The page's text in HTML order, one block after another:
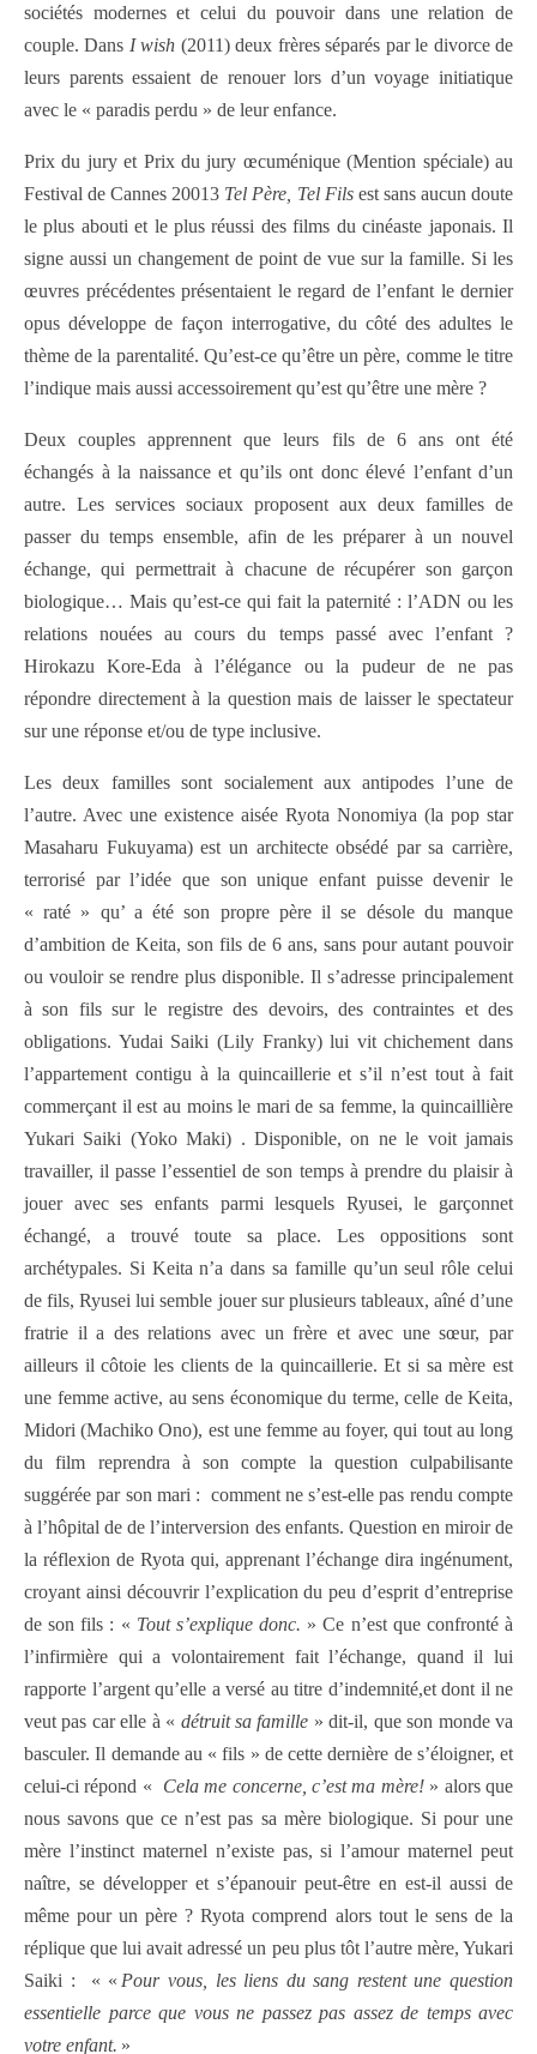
sociétés modernes et celui du pouvoir dans une relation de
couple. Dans I wish (2011) deux frères séparés par le divorce de
leurs parents essaient de renouer lors d’un voyage initiatique
avec le « paradis perdu » de leur enfance.
Prix du jury et Prix du jury œcuménique (Mention spéciale) au
Festival de Cannes 20013 Tel Père, Tel Fils est sans aucun doute
le plus abouti et le plus réussi des films du cinéaste japonais. Il
signe aussi un changement de point de vue sur la famille. Si les
œuvres précédentes présentaient le regard de l’enfant le dernier
opus développe de façon interrogative, du côté des adultes le
thème de la parentalité. Qu’est-ce qu’être un père, comme le titre
l’indique mais aussi accessoirement qu’est qu’être une mère ?
Deux couples apprennent que leurs fils de 6 ans ont été
échangés à la naissance et qu’ils ont donc élevé l’enfant d’un
autre. Les services sociaux proposent aux deux familles de
passer du temps ensemble, afin de les préparer à un nouvel
échange, qui permettrait à chacune de récupérer son garçon
biologique… Mais qu’est-ce qui fait la paternité : l’ADN ou les
relations nouées au cours du temps passé avec l’enfant ?
Hirokazu Kore-Eda à l’élégance ou la pudeur de ne pas
répondre directement à la question mais de laisser le spectateur
sur une réponse et/ou de type inclusive.
Les deux familles sont socialement aux antipodes l’une de
l’autre. Avec une existence aisée Ryota Nonomiya (la pop star
Masaharu Fukuyama) est un architecte obsédé par sa carrière,
terrorisé par l’idée que son unique enfant puisse devenir le
« raté » qu’ a été son propre père il se désole du manque
d’ambition de Keita, son fils de 6 ans, sans pour autant pouvoir
ou vouloir se rendre plus disponible. Il s’adresse principalement
à son fils sur le registre des devoirs, des contraintes et des
obligations. Yudai Saiki (Lily Franky) lui vit chichement dans
l’appartement contigu à la quincaillerie et s’il n’est tout à fait
commerçant il est au moins le mari de sa femme, la quincaillière
Yukari Saiki (Yoko Maki) . Disponible, on ne le voit jamais
travailler, il passe l’essentiel de son temps à prendre du plaisir à
jouer avec ses enfants parmi lesquels Ryusei, le garçonnet
échangé, a trouvé toute sa place. Les oppositions sont
archétypales. Si Keita n’a dans sa famille qu’un seul rôle celui
de fils, Ryusei lui semble jouer sur plusieurs tableaux, aîné d’une
fratrie il a des relations avec un frère et avec une sœur, par
ailleurs il côtoie les clients de la quincaillerie. Et si sa mère est
une femme active, au sens économique du terme, celle de Keita,
Midori (Machiko Ono), est une femme au foyer, qui tout au long
du film reprendra à son compte la question culpabilisante
suggérée par son mari : comment ne s’est-elle pas rendu compte
à l’hôpital de de l’interversion des enfants. Question en miroir de
la réflexion de Ryota qui, apprenant l’échange dira ingénument,
croyant ainsi découvrir l’explication du peu d’esprit d’entreprise
de son fils : « Tout s’explique donc. » Ce n’est que confronté à
l’infirmière qui a volontairement fait l’échange, quand il lui
rapporte l’argent qu’elle a versé au titre d’indemnité,et dont il ne
veut pas car elle à « détruit sa famille » dit-il, que son monde va
basculer. Il demande au « fils » de cette dernière de s’éloigner, et
celui-ci répond « Cela me concerne, c’est ma mère! » alors que
nous savons que ce n’est pas sa mère biologique. Si pour une
mère l’instinct maternel n’existe pas, si l’amour maternel peut
naître, se développer et s’épanouir peut-être en est-il aussi de
même pour un père ? Ryota comprend alors tout le sens de la
réplique que lui avait adressé un peu plus tôt l’autre mère, Yukari
Saiki : « « Pour vous, les liens du sang restent une question
essentielle parce que vous ne passez pas assez de temps avec
votre enfant. »